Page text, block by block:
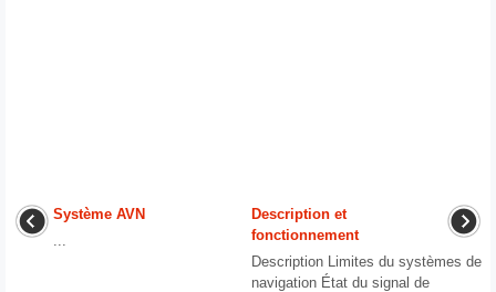
Système AVN
Description et
fonctionnement
Description Limites du systèmes de
navigation État du signal de